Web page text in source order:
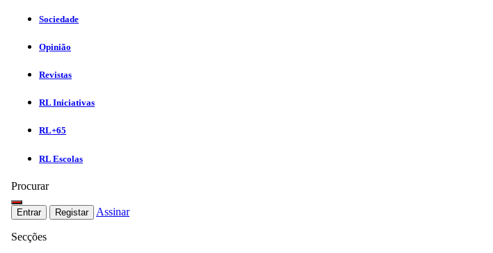
Sociedade
Opinião
Revistas
RL Iniciativas
RL+65
RL Escolas
Procurar
Entrar Registar Assinar
Secções